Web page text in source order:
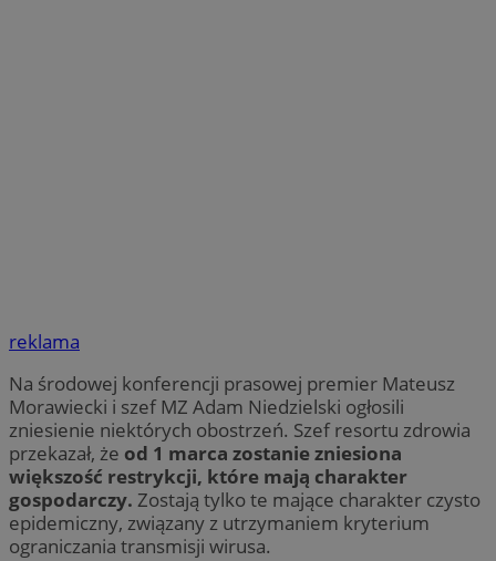
reklama
Na środowej konferencji prasowej premier Mateusz
Morawiecki i szef MZ Adam Niedzielski ogłosili
zniesienie niektórych obostrzeń. Szef resortu zdrowia
przekazał, że od 1 marca zostanie zniesiona
większość restrykcji, które mają charakter
gospodarczy. Zostają tylko te mające charakter czysto
epidemiczny, związany z utrzymaniem kryterium
ograniczania transmisji wirusa.